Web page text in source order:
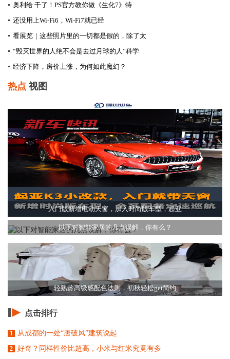
▪ 奥利给 干了！PS官方教你做《生化7》特
▪ 还没用上Wi-Fi6，Wi-Fi7就已经
▪ 看展览｜这些照片里的一切都是假的，除了太
▪ “毁灭世界的人绝不会是去过月球的人”科学
▪ 经济下降，房价上涨，为何如此魔幻？
热点 视图
入门版新增电动天窗，加入时尚版车型，起亚
以下对智能家居的几点误解，你有么？
轻熟龄高级感配色法则，初秋轻松get简约
点击排行
1 从成都的一处“唐破风”建筑说起
2 好奇？同样性价比超高，小米与红米究竟有多